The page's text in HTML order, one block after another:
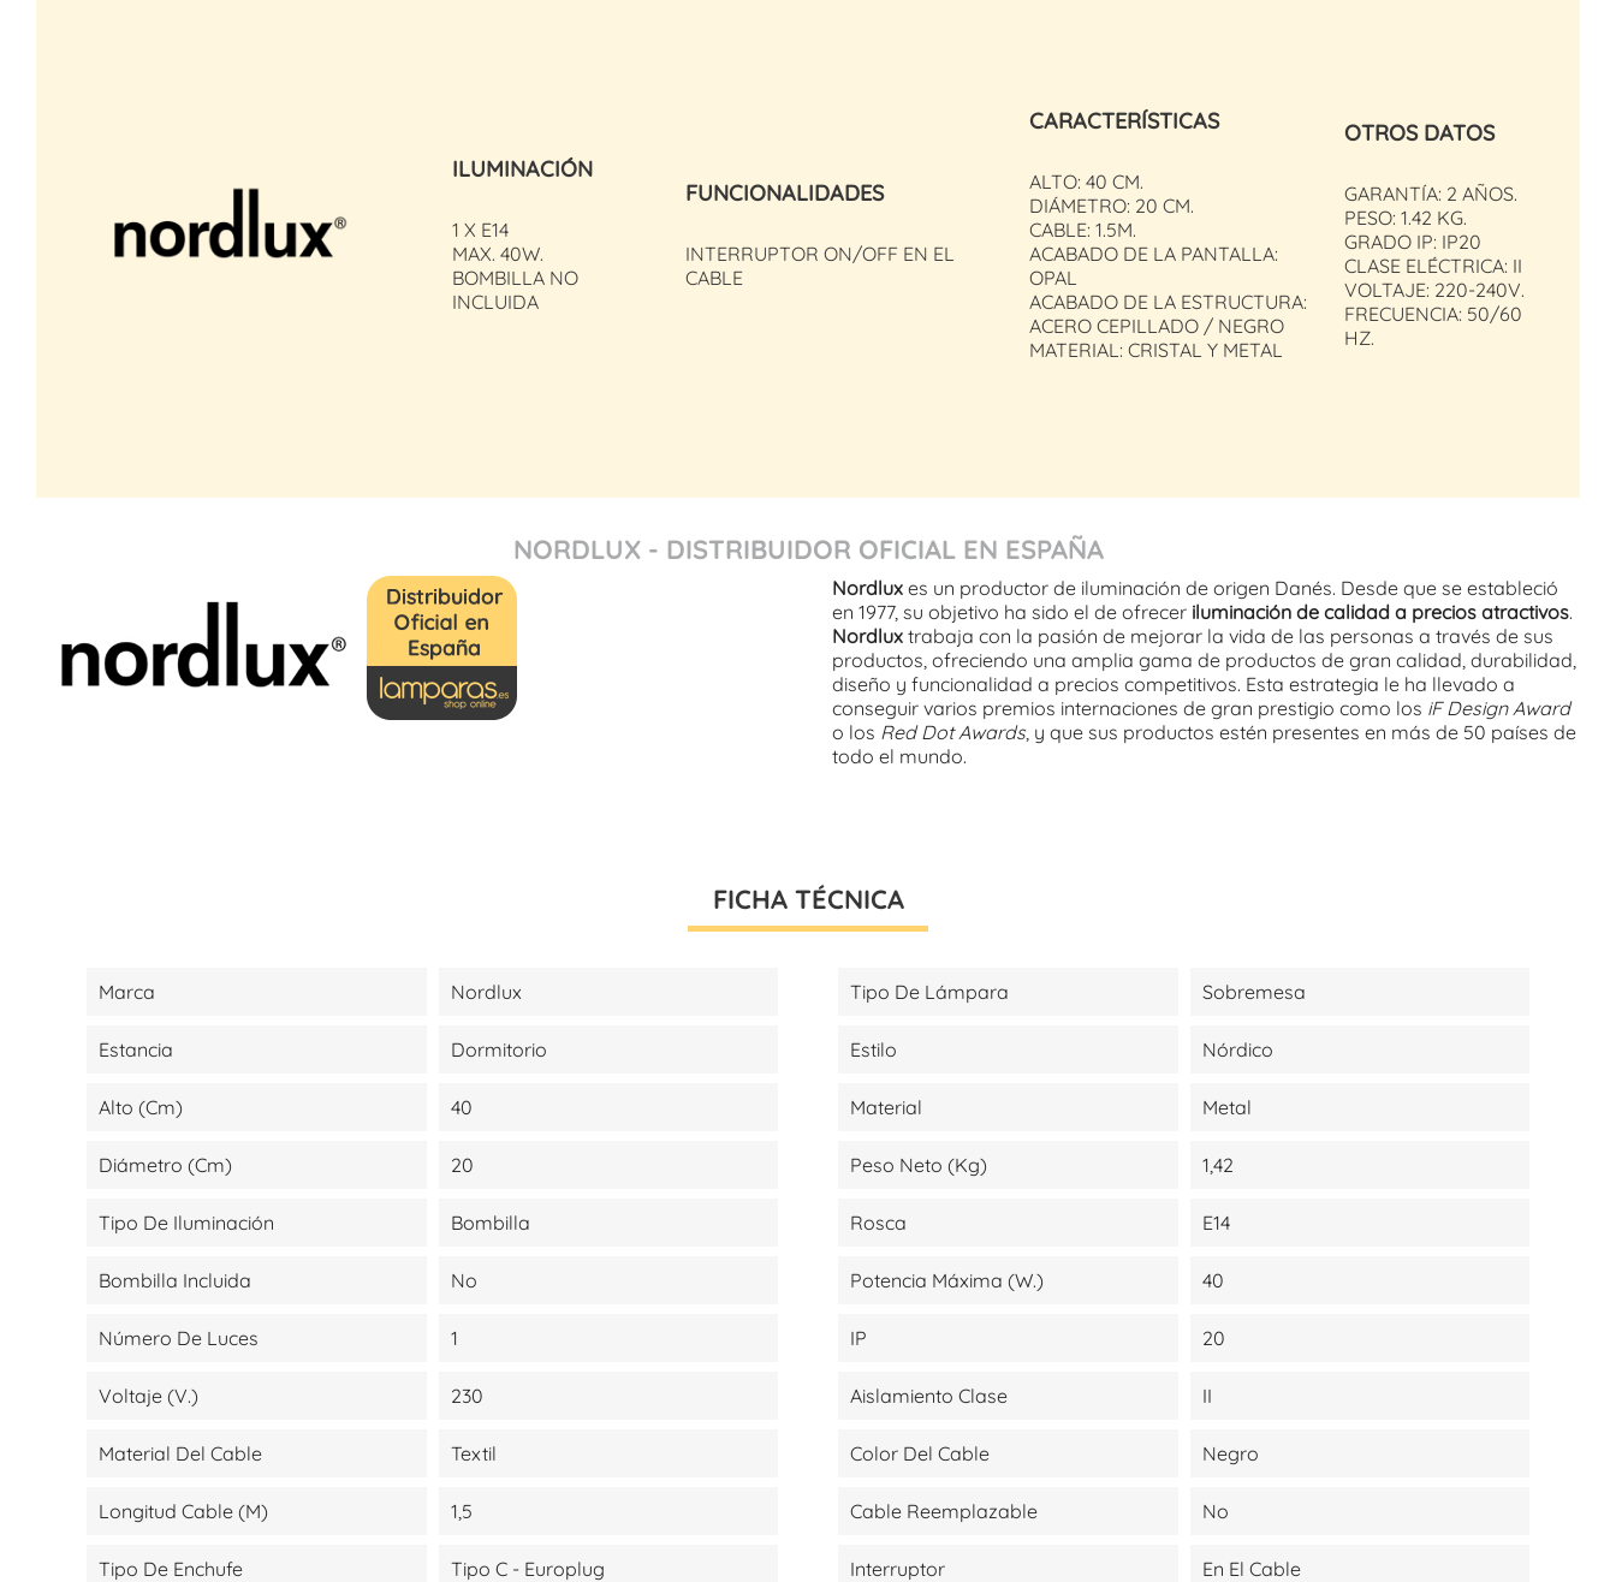
ILUMINACIÓN
1 X E14
MAX. 40W.
BOMBILLA NO
INCLUIDA
FUNCIONALIDADES
INTERRUPTOR ON/OFF EN EL
CABLE
CARACTERÍSTICAS
ALTO: 40 CM.
DIÁMETRO: 20 CM.
CABLE: 1.5M.
ACABADO DE LA PANTALLA:
OPAL
ACABADO DE LA ESTRUCTURA:
ACERO CEPILLADO / NEGRO
MATERIAL: CRISTAL Y METAL
OTROS DATOS
GARANTÍA: 2 AÑOS.
PESO: 1.42 KG.
GRADO IP: IP20
CLASE ELÉCTRICA: II
VOLTAJE: 220-240V.
FRECUENCIA: 50/60
HZ.
NORDLUX - DISTRIBUIDOR OFICIAL EN ESPAÑA
Nordlux es un productor de iluminación de origen Danés. Desde que se estableció
en 1977, su objetivo ha sido el de ofrecer iluminación de calidad a precios atractivos.
Nordlux trabaja con la pasión de mejorar la vida de las personas a través de sus
productos, ofreciendo una amplia gama de productos de gran calidad, durabilidad,
diseño y funcionalidad a precios competitivos. Esta estrategia le ha llevado a
conseguir varios premios internaciones de gran prestigio como los iF Design Award
o los Red Dot Awards, y que sus productos estén presentes en más de 50 países de
todo el mundo.
FICHA TÉCNICA
Marca Nordlux Tipo De Lámpara Sobremesa
Estancia Dormitorio Estilo Nórdico
Alto (cm) 40 Material Metal
Diámetro (cm) 20 Peso Neto (kg) 1,42
Tipo De Iluminación Bombilla Rosca E14
Bombilla Incluida No Potencia Máxima (W.) 40
Número De Luces 1 IP 20
Voltaje (V.) 230 Aislamiento Clase II
Material Del Cable Textil Color Del Cable Negro
Longitud Cable (m) 1,5 Cable Reemplazable No
Tipo De Enchufe Tipo C - Europlug Interruptor En El Cable